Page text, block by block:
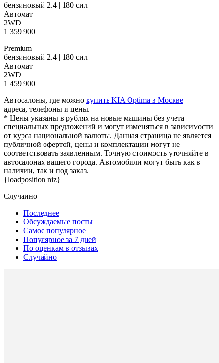
бензиновый 2.4 | 180 сил
Автомат
2WD
1 359 900
Premium
бензиновый 2.4 | 180 сил
Автомат
2WD
1 459 900
Автосалоны, где можно купить KIA Optima в Москве —
адреса, телефоны и цены.
* Цены указаны в рублях на новые машины без учета
специальных предложений и могут изменяться в зависимости
от курса национальной валюты. Данная страница не является
публичной офертой, цены и комплектации могут не
соответствовать заявленным. Точную стоимость уточняйте в
автосалонах вашего города. Автомобили могут быть как в
наличии, так и под заказ.
{loadposition niz}
Случайно
Последнее
Обсуждаемые посты
Самое популярное
Популярное за 7 дней
По оценкам в отзывах
Случайно